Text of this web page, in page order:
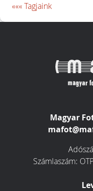
««« Tagjaink
Magyar
Számlaszám: